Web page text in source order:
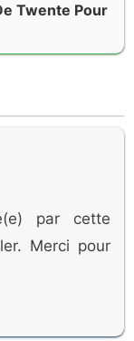
Twente Pour
par cette
Merci pour